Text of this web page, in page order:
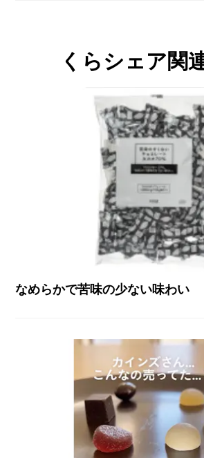
くらシェア関
なめらかで苦味の少ない味わい